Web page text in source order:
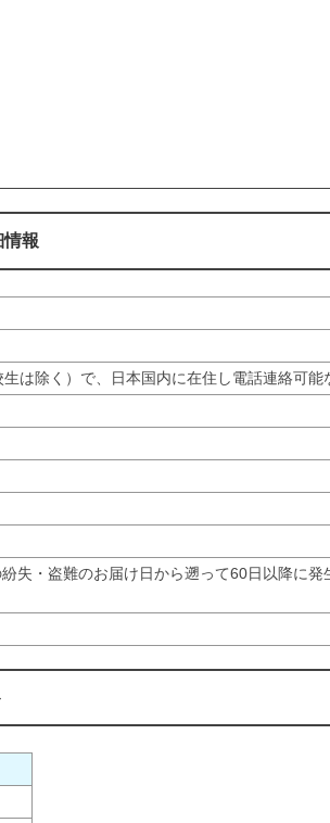
情報
は除く）で、日本国内に在住し電話連絡可能
失・盗難のお届け日から遡って60日以降に発